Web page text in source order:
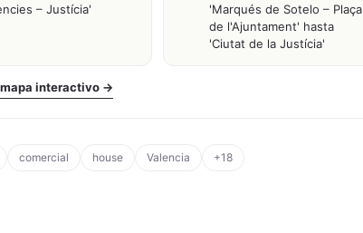
– Justícia'
'Marqués de Sotelo – Plaça
de l'Ajuntament' hasta
'Ciutat de la Justícia'
mapa interactivo →
comercial house Valencia +18